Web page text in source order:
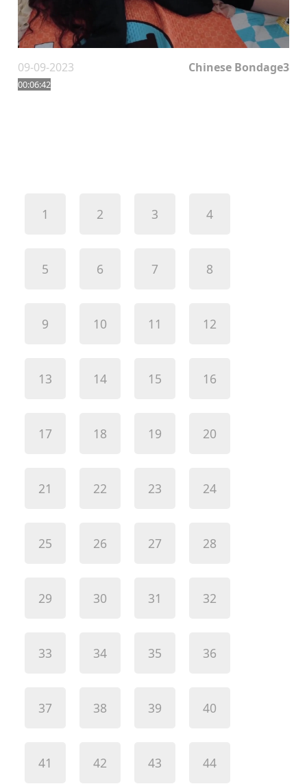
09-09-2023
00:06:42
Chinese Bondage3
1 2 3 4
5 6 7 8
9 10 11 12
13 14 15 16
17 18 19 20
21 22 23 24
25 26 27 28
29 30 31 32
33 34 35 36
37 38 39 40
41 42 43 44